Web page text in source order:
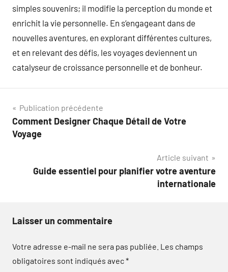
simples souvenirs; il modifie la perception du monde et
enrichit la vie personnelle. En s’engageant dans de
nouvelles aventures, en explorant différentes cultures,
et en relevant des défis, les voyages deviennent un
catalyseur de croissance personnelle et de bonheur.
Navigation
de
Publication précédente
Comment Designer Chaque Détail de Votre
Voyage
Article suivant
Guide essentiel pour planifier votre aventure
internationale
Laisser un commentaire
Votre adresse e-mail ne sera pas publiée. Les champs
obligatoires sont indiqués avec*